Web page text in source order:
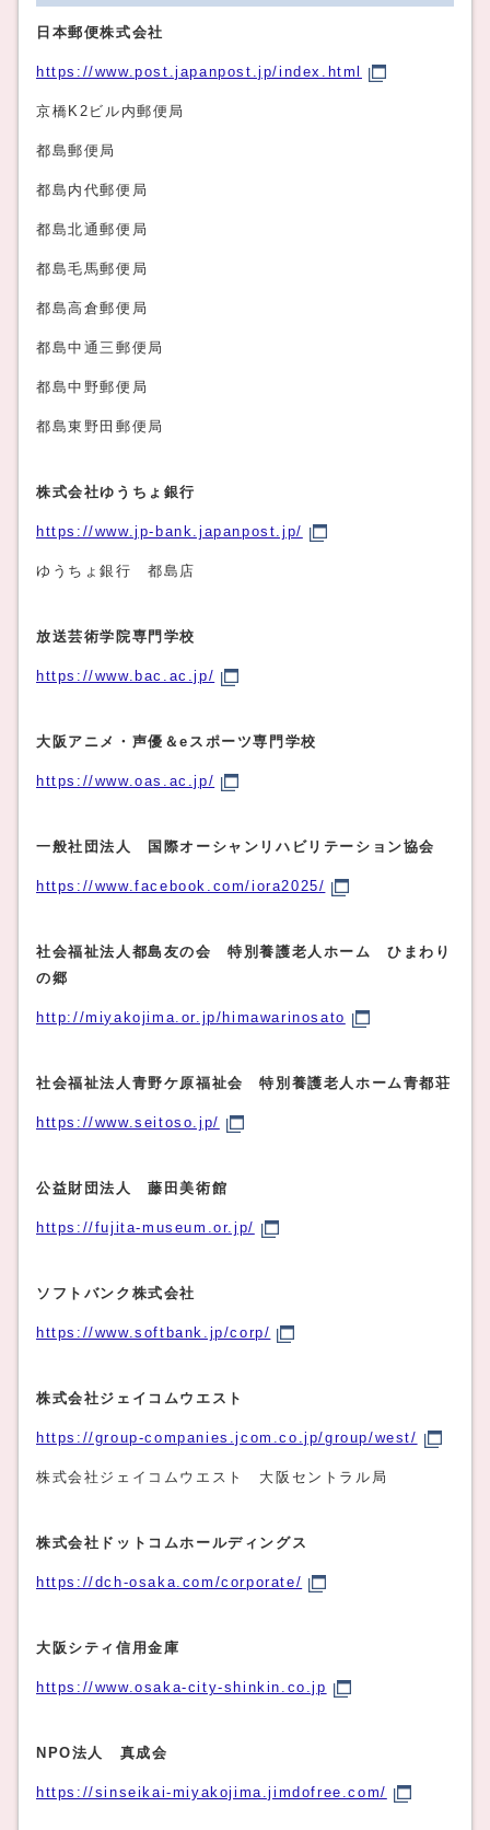
日本郵便株式会社
https://www.post.japanpost.jp/index.html
京橋K2ビル内郵便局
都島郵便局
都島内代郵便局
都島北通郵便局
都島毛馬郵便局
都島高倉郵便局
都島中通三郵便局
都島中野郵便局
都島東野田郵便局
株式会社ゆうちょ銀行
https://www.jp-bank.japanpost.jp/
ゆうちょ銀行 都島店
放送芸術学院専門学校
https://www.bac.ac.jp/
大阪アニメ・声優＆eスポーツ専門学校
https://www.oas.ac.jp/
一般社団法人 国際オーシャンリハビリテーション協会
https://www.facebook.com/iora2025/
社会福祉法人都島友の会 特別養護老人ホーム ひまわり
の郷
http://miyakojima.or.jp/himawarinosato
社会福祉法人青野ケ原福祉会 特別養護老人ホーム青都荘
https://www.seitoso.jp/
公益財団法人 藤田美術館
https://fujita-museum.or.jp/
ソフトバンク株式会社
https://www.softbank.jp/corp/
株式会社ジェイコムウエスト
https://group-companies.jcom.co.jp/group/west/
株式会社ジェイコムウエスト 大阪セントラル局
株式会社ドットコムホールディングス
https://dch-osaka.com/corporate/
大阪シティ信用金庫
https://www.osaka-city-shinkin.co.jp
NPO法人 真成会
https://sinseikai-miyakojima.jimdofree.com/